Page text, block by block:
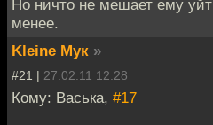
Но ничто не мешает ему
менее.
Kleine Мук »
#21 | 27.02.11 12:28
Кому: Васька, #17